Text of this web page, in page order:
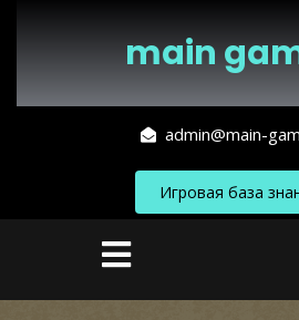
main
admin@main-
Игровая база
Кнопка
Открыть